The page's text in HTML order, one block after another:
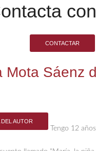
CONTACTAR
Mota Sáenz
AUTOR
Tengo 12